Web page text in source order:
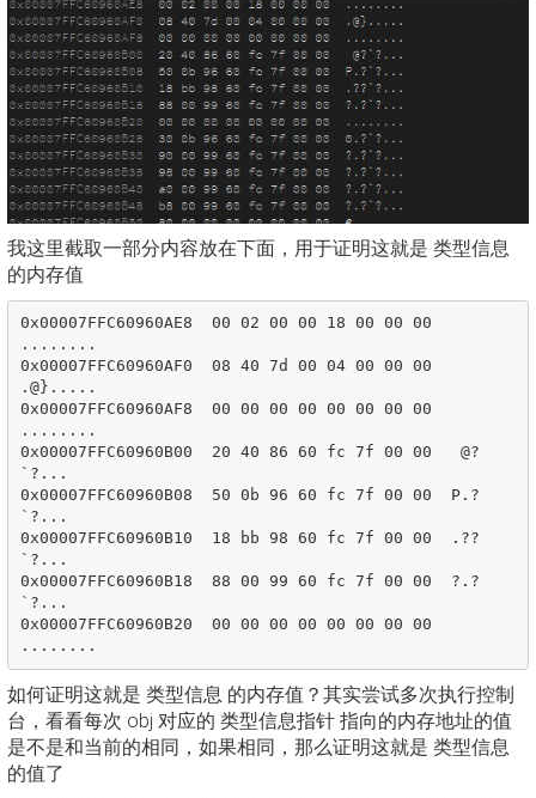
我这里截取一部分内容放在下面，用于证明这就是 类型信息
的内存值
0x00007FFC60960AE8  00 02 00 00 18 00 00 00
........
0x00007FFC60960AF0  08 40 7d 00 04 00 00 00
.@}.....
0x00007FFC60960AF8  00 00 00 00 00 00 00 00
........
0x00007FFC60960B00  20 40 86 60 fc 7f 00 00   @?
`?...
0x00007FFC60960B08  50 0b 96 60 fc 7f 00 00  P.?
`?...
0x00007FFC60960B10  18 bb 98 60 fc 7f 00 00  .??
`?...
0x00007FFC60960B18  88 00 99 60 fc 7f 00 00  ?.?
`?...
0x00007FFC60960B20  00 00 00 00 00 00 00 00
如何证明这就是 类型信息 的内存值？其实尝试多次执行控制
台，看看每次 obj 对应的 类型信息指针 指向的内存地址的值
是不是和当前的相同，如果相同，那么证明这就是 类型信息
的值了